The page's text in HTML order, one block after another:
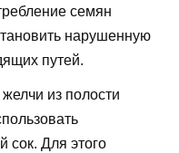
семян
нарушенную
путей.
из полости
сок. Для этого